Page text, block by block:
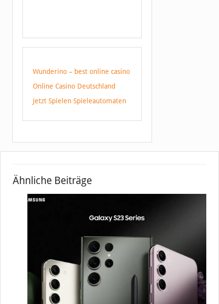
Wunderino – best online casino
Online Casino Deutschland
Jetzt Spielen Spieleautomaten
Ähnliche Beiträge